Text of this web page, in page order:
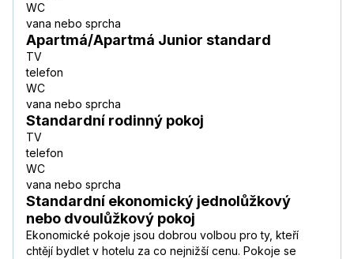
WC
vana nebo sprcha
Apartmá/Apartmá Junior standard
TV
telefon
WC
vana nebo sprcha
Standardní rodinný pokoj
TV
telefon
WC
vana nebo sprcha
Standardní ekonomický jednolůžkový
nebo dvoulůžkový pokoj
Ekonomické pokoje jsou dobrou volbou pro ty, kteří
chtějí bydlet v hotelu za co nejnižší cenu. Pokoje se